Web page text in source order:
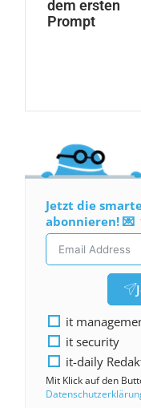
dem ersten
Prompt
Jetzt die
abonnieren! 💌
it
it security
it-daily
Mit Klick auf den